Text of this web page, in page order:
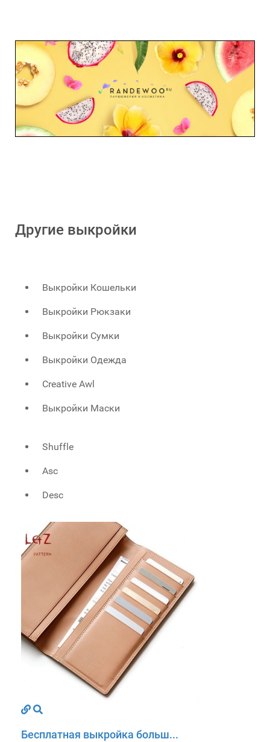
Другие выкройки
Выкройки Кошельки
Выкройки Рюкзаки
Выкройки Сумки
Выкройки Одежда
Creative Awl
Выкройки Маски
Shuffle
Asc
Desc
Бесплатная выкройка больш...